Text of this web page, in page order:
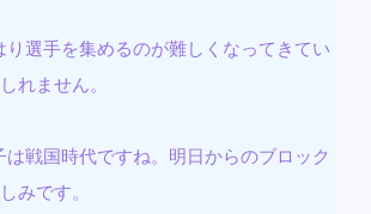
り選手を集めるのが難しくなってきてい
れません。
は戦国時代ですね。明日からのブロック
みです。